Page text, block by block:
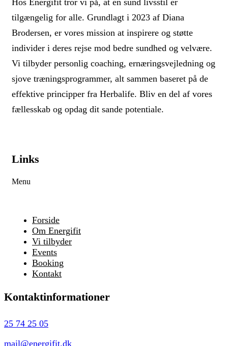
tilgængelig for alle. Grundlagt i 2023 af Diana
Brodersen, er vores mission at inspirere og støtte
individer i deres rejse mod bedre sundhed og velvære.
Vi tilbyder personlig coaching, ernæringsvejledning og
sjove træningsprogrammer, alt sammen baseret på de
effektive principper fra Herbalife. Bliv en del af vores
fællesskab og opdag dit sande potentiale.
Links
Menu
Forside
Om Energifit
Vi tilbyder
Events
Booking
Kontakt
Kontaktinformationer
25 74 25 05
mail@energifit.dk